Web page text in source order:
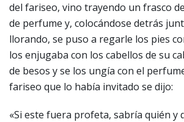
del fariseo, vino trayendo un frasco
de perfume y, colocándose detrás
llorando, se puso a regarle los pies
los enjugaba con los cabellos de su
de besos y se los ungía con el
fariseo que lo había invitado se dijo:
«Si este fuera profeta, sabría quién y